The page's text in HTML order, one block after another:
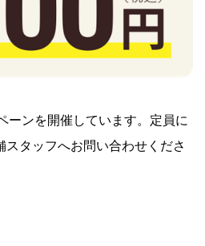
ーンを開催しています。定員に
タッフへお問い合わせくださ